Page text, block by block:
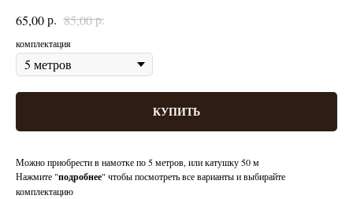
65,00р. 85,00р.
комплектация
КУПИТЬ
Можно приобрести в намотке по 5 метров, или катушку 50 м
Нажмите "подробнее" чтобы посмотреть все варианты и выбирайте
комплектацию